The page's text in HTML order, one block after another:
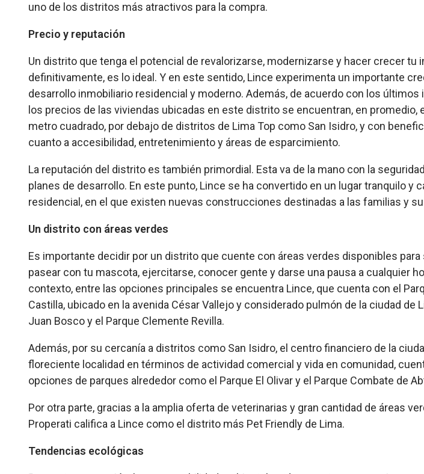
uno de los distritos más atractivos para la compra.
Precio y reputación
Un distrito que tenga el potencial de revalorizarse, modernizarse y hacer crecer tu
definitivamente, es lo ideal. Y en este sentido, Lince experimenta un importante
desarrollo inmobiliario residencial y moderno. Además, de acuerdo con los últimos
los precios de las viviendas ubicadas en este distrito se encuentran, en promedio,
metro cuadrado, por debajo de distritos de Lima Top como San Isidro, y con
cuanto a accesibilidad, entretenimiento y áreas de esparcimiento.
La reputación del distrito es también primordial. Esta va de la mano con la
planes de desarrollo. En este punto, Lince se ha convertido en un lugar tranquilo y
residencial, en el que existen nuevas construcciones destinadas a las familias y
Un distrito con áreas verdes
Es importante decidir por un distrito que cuente con áreas verdes disponibles para
pasear con tu mascota, ejercitarse, conocer gente y darse una pausa a cualquier
contexto, entre las opciones principales se encuentra Lince, que cuenta con el
Castilla, ubicado en la avenida César Vallejo y considerado pulmón de la ciudad de
Juan Bosco y el Parque Clemente Revilla.
Además, por su cercanía a distritos como San Isidro, el centro financiero de la
floreciente localidad en términos de actividad comercial y vida en comunidad,
opciones de parques alrededor como el Parque El Olivar y el Parque Combate de
Por otra parte, gracias a la amplia oferta de veterinarias y gran cantidad de áreas
Properati califica a Lince como el distrito más Pet Friendly de Lima.
Tendencias ecológicas